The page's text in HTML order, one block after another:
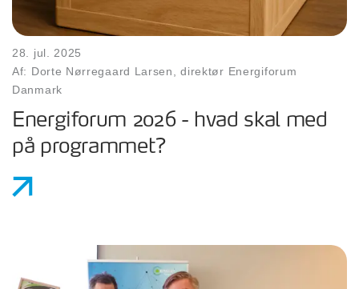
28. jul. 2025
Af: Dorte Nørregaard Larsen, direktør Energiforum
Danmark
Energiforum 2026 - hvad skal med
på programmet?